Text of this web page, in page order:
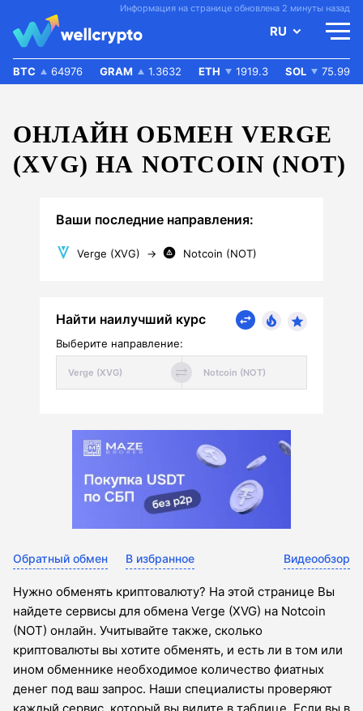
Информация на странице обновлена 2 минуты назад
RU
BTC 64976 GRAM 1.3632 ETH 1919.3 SOL 75.99
ОНЛАЙН ОБМЕН VERGE
(XVG) НА NOTCOIN (NOT)
Ваши последние направления:
Verge (XVG) → Notcoin (NOT)
Найти наилучший курс
Выберите направление:
Обратный обмен В избранное Видеообзор
Нужно обменять криптовалюту? На этой странице Вы
найдете сервисы для обмена Verge (XVG) на Notcoin
(NOT) онлайн. Учитывайте также, сколько
криптовалюты вы хотите обменять, и есть ли в том или
ином обменнике необходимое количество фиатных
денег под ваш запрос. Наши специалисты проверяют